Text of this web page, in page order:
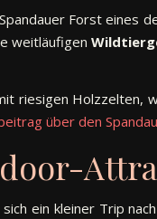
Forst eines
weitläufigen
riesigen Holzzelten,
über den
ein kleiner Trip